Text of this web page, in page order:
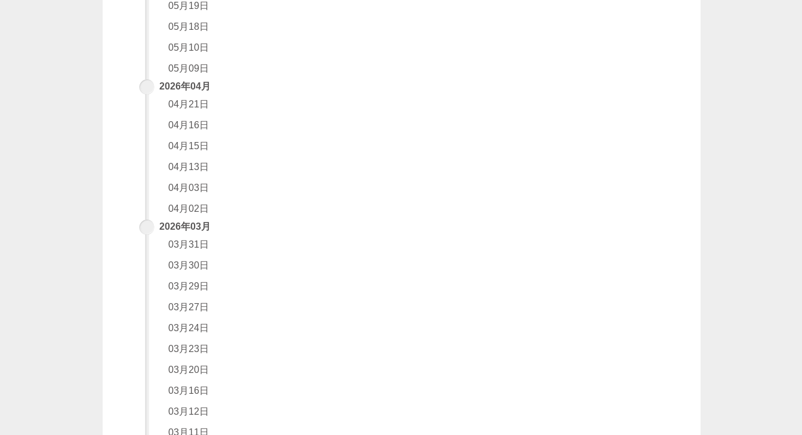
05月19日
05月18日
05月10日
05月09日
2026年04月
04月21日
04月16日
04月15日
04月13日
04月03日
04月02日
2026年03月
03月31日
03月30日
03月29日
03月27日
03月24日
03月23日
03月20日
03月16日
03月12日
03月11日